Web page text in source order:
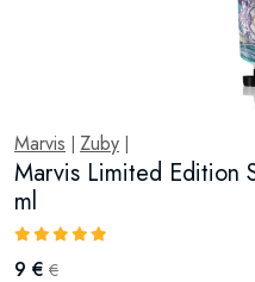
Marvis Zuby
Marvis Limited Edition
ml
9 € €